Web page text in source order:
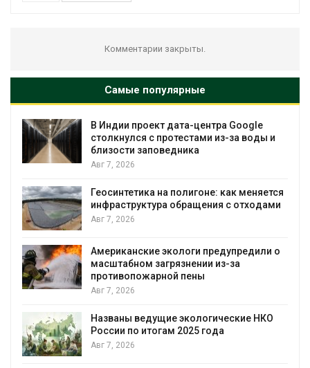
Комментарии закрыты.
Самые популярные
В Индии проект дата-центра Google
столкнулся с протестами из-за воды и
близости заповедника
Авг 7, 2026
Геосинтетика на полигоне: как меняется
инфраструктура обращения с отходами
Авг 7, 2026
Американские экологи предупредили о
масштабном загрязнении из-за
противопожарной пены
Авг 7, 2026
Названы ведущие экологические НКО
России по итогам 2025 года
Авг 7, 2026